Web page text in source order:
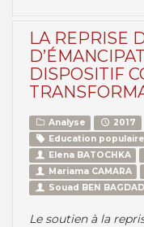
LA REPRISE
DISPOSITIF
Analyse
2017
Education
Elena BATOCHKA
Mariama CAMARA
Souad BEN BAGDAD
Le soutien à la